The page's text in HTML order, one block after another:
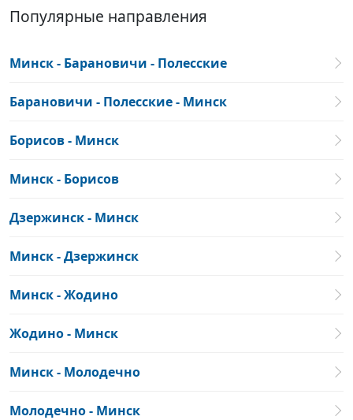
Популярные направления
Минск - Барановичи - Полесские
Барановичи - Полесские - Минск
Борисов - Минск
Минск - Борисов
Дзержинск - Минск
Минск - Дзержинск
Минск - Жодино
Жодино - Минск
Минск - Молодечно
Молодечно - Минск